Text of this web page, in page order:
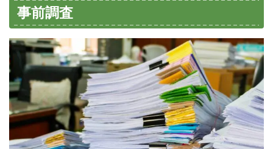
事前調査